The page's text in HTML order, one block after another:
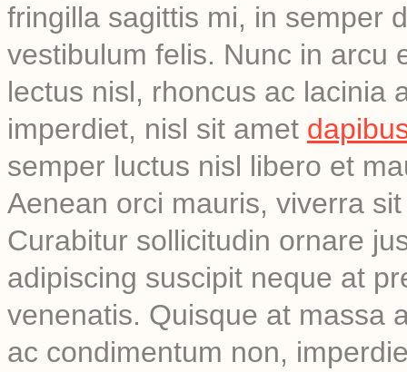
fringilla sagittis mi, in semper
vestibulum felis. Nunc in arcu
lectus nisl, rhoncus ac lacinia
imperdiet, nisl sit amet
semper luctus nisl libero et
Aenean orci mauris, viverra
Curabitur sollicitudin ornare
adipiscing suscipit neque at
venenatis. Quisque at massa
ac condimentum non,